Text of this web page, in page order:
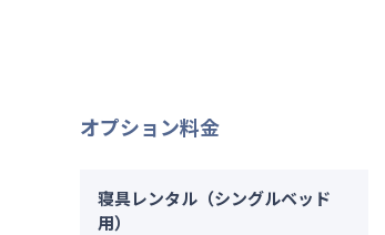
オプション料金
寝具レンタル（シングルベッド
用）